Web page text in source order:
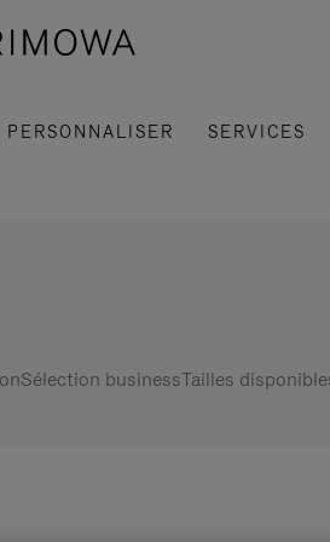
PERSONNALISER SERVICES
Sélection businessTailles